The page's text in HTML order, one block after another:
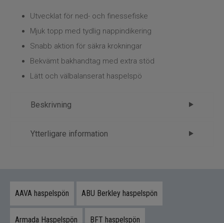
Trolling
Varumärken
Utvecklat för ned- och finessefiske
Mjuk topp med tydlig nappindikering
Snabb aktion för säkra krokningar
Bekvämt bakhandtag med extra stöd
Lätt och välbalanserat haspelspö
Beskrivning
Westin W3 Finesse Ned 2nd 7,3´ 3-
Detta spö är utvecklat för sportfiskare som fiskar
ned-rig och andra finessemetoder där precision
och känsla är avgörande.
Ytterligare information
AAVA haspelspön ABU Berkley haspelspön
Armada Haspelspön BFT haspelspön